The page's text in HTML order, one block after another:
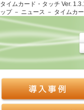
タイムカード・タッチ Ver.
ップ － ニュース － タイムカ